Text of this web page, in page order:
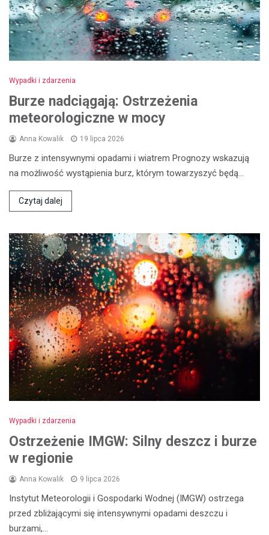
Wypadki i zdarzenia
Burze nadciągają: Ostrzeżenia
meteorologiczne w mocy
Anna Kowalik 19 lipca 2026
Burze z intensywnymi opadami i wiatrem Prognozy wskazują
na możliwość wystąpienia burz, którym towarzyszyć będą…
Czytaj dalej
Wypadki i zdarzenia
Ostrzeżenie IMGW: Silny deszcz i burze
w regionie
Anna Kowalik 9 lipca 2026
Instytut Meteorologii i Gospodarki Wodnej (IMGW) ostrzega
przed zbliżającymi się intensywnymi opadami deszczu i
burzami,…